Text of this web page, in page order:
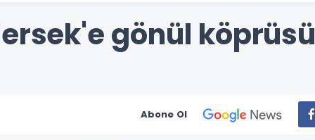
gönül köprüsü
Abone Ol